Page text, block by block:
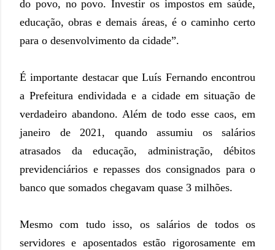
do povo, no povo. Investir os impostos em saúde,
educação, obras e demais áreas, é o caminho certo
para o desenvolvimento da cidade”.
É importante destacar que Luís Fernando encontrou
a Prefeitura endividada e a cidade em situação de
verdadeiro abandono. Além de todo esse caos, em
janeiro de 2021, quando assumiu os salários
atrasados da educação, administração, débitos
previdenciários e repasses dos consignados para o
banco que somados chegavam quase 3 milhões.
Mesmo com tudo isso, os salários de todos os
servidores e aposentados estão rigorosamente em